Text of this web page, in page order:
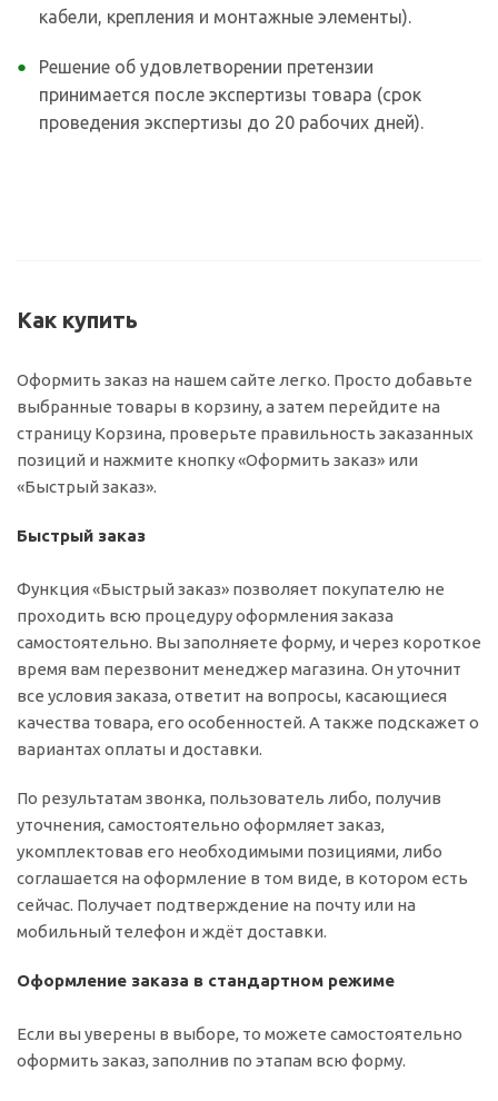
кабели, крепления и монтажные элементы).
Решение об удовлетворении претензии
принимается после экспертизы товара (срок
проведения экспертизы до 20 рабочих дней).
Как купить
Оформить заказ на нашем сайте легко. Просто добавьте
выбранные товары в корзину, а затем перейдите на
страницу Корзина, проверьте правильность заказанных
позиций и нажмите кнопку «Оформить заказ» или
«Быстрый заказ».
Быстрый заказ
Функция «Быстрый заказ» позволяет покупателю не
проходить всю процедуру оформления заказа
самостоятельно. Вы заполняете форму, и через короткое
время вам перезвонит менеджер магазина. Он уточнит
все условия заказа, ответит на вопросы, касающиеся
качества товара, его особенностей. А также подскажет о
вариантах оплаты и доставки.
По результатам звонка, пользователь либо, получив
уточнения, самостоятельно оформляет заказ,
укомплектовав его необходимыми позициями, либо
соглашается на оформление в том виде, в котором есть
сейчас. Получает подтверждение на почту или на
мобильный телефон и ждёт доставки.
Оформление заказа в стандартном режиме
Если вы уверены в выборе, то можете самостоятельно
оформить заказ, заполнив по этапам всю форму.